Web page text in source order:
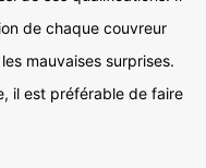
de chaque couvreur
mauvaises surprises.
il est préférable de faire